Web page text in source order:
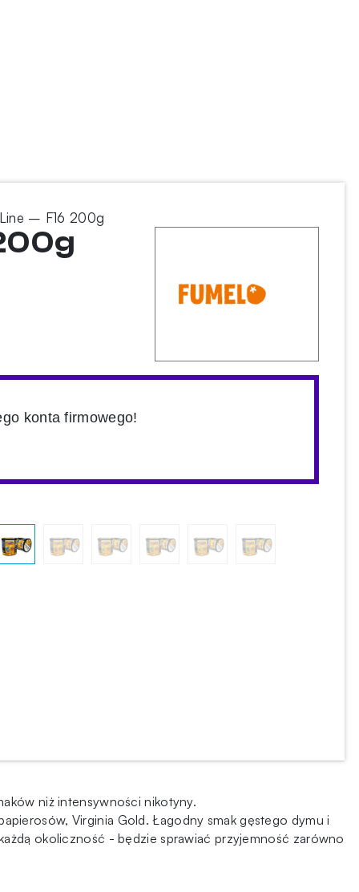
– F16 200g
konta firmowego!
niż intensywności nikotyny.
Virginia Gold. Łagodny smak gęstego dymu i
okoliczność - będzie sprawiać przyjemność zarówno